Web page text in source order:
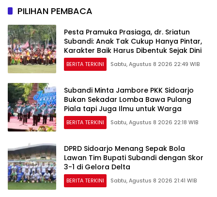
PILIHAN PEMBACA
Pesta Pramuka Prasiaga, dr. Sriatun
Subandi: Anak Tak Cukup Hanya Pintar,
Karakter Baik Harus Dibentuk Sejak Dini
BERITA TERKINI Sabtu, Agustus 8 2026 22:49 WIB
Subandi Minta Jambore PKK Sidoarjo
Bukan Sekadar Lomba Bawa Pulang
Piala tapi Juga Ilmu untuk Warga
BERITA TERKINI Sabtu, Agustus 8 2026 22:18 WIB
DPRD Sidoarjo Menang Sepak Bola
Lawan Tim Bupati Subandi dengan Skor
3-1 di Gelora Delta
BERITA TERKINI Sabtu, Agustus 8 2026 21:41 WIB